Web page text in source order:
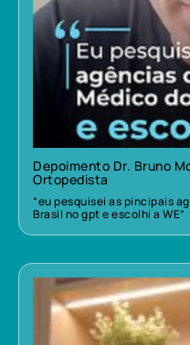
Depoimento Dr. Bruno
Ortopedista
“eu pesquisei as pincipais
Brasil no gpt e escolhi a WE”